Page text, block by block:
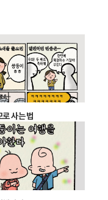
로 사는 법